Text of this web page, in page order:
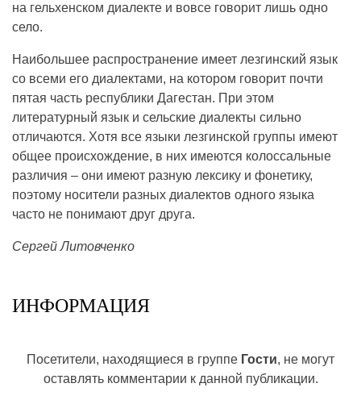
на гельхенском диалекте и вовсе говорит лишь одно
село.
Наибольшее распространение имеет лезгинский язык
со всеми его диалектами, на котором говорит почти
пятая часть республики Дагестан. При этом
литературный язык и сельские диалекты сильно
отличаются. Хотя все языки лезгинской группы имеют
общее происхождение, в них имеются колоссальные
различия – они имеют разную лексику и фонетику,
поэтому носители разных диалектов одного языка
часто не понимают друг друга.
Сергей Литовченко
ИНФОРМАЦИЯ
Посетители, находящиеся в группе Гости, не могут
оставлять комментарии к данной публикации.